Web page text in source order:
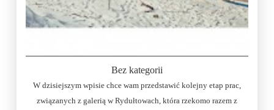
Bez kategorii
W dzisiejszym wpisie chce wam przedstawić kolejny etap prac,
związanych z galerią w Rydułtowach, która rzekomo razem z